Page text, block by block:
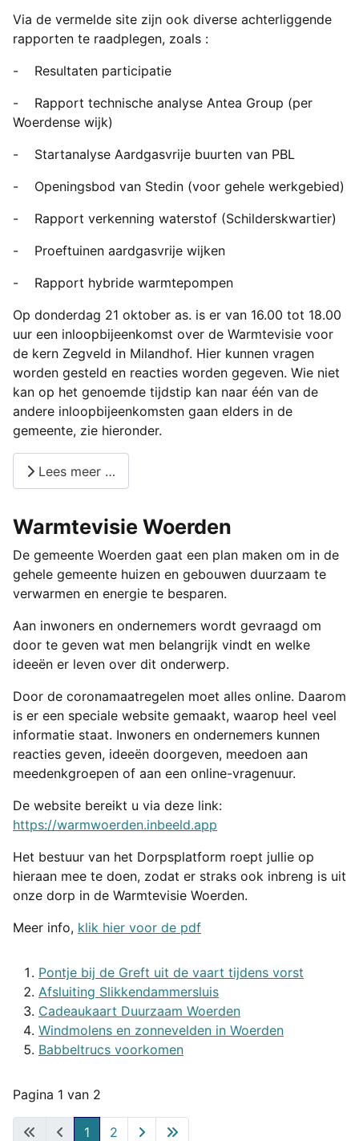
Via de vermelde site zijn ook diverse achterliggende
rapporten te raadplegen, zoals :
-
Resultaten participatie
-
Rapport technische analyse Antea Group (per
Woerdense wijk)
-
Startanalyse Aardgasvrije buurten van PBL
-
Openingsbod van Stedin (voor gehele werkgebied)
-
Rapport verkenning waterstof (Schilderskwartier)
-
Proeftuinen aardgasvrije wijken
-
Rapport hybride warmtepompen
Op donderdag 21 oktober as. is er van 16.00 tot 18.00
uur een inloopbijeenkomst over de Warmtevisie voor
de kern Zegveld in Milandhof. Hier kunnen vragen
worden gesteld en reacties worden gegeven. Wie niet
kan op het genoemde tijdstip kan naar één van de
andere inloopbijeenkomsten gaan elders in de
gemeente, zie hieronder.
Lees meer …
Warmtevisie Woerden
De gemeente Woerden gaat een plan maken om in de
gehele gemeente huizen en gebouwen duurzaam te
verwarmen en energie te besparen.
Aan inwoners en ondernemers wordt gevraagd om
door te geven wat men belangrijk vindt en welke
ideeën er leven over dit onderwerp.
Door de coronamaatregelen moet alles online. Daarom
is er een speciale website gemaakt, waarop heel veel
informatie staat. Inwoners en ondernemers kunnen
reacties geven, ideeën doorgeven, meedoen aan
meedenkgroepen of aan een online-vragenuur.
De website bereikt u via deze link:
https://warmwoerden.inbeeld.app
Het bestuur van het Dorpsplatform roept jullie op
hieraan mee te doen, zodat er straks ook inbreng is uit
onze dorp in de Warmtevisie Woerden.
Meer info, klik hier voor de pdf
Pontje bij de Greft uit de vaart tijdens vorst
Afsluiting Slikkendammersluis
Cadeaukaart Duurzaam Woerden
Windmolens en zonnevelden in Woerden
Babbeltrucs voorkomen
Pagina 1 van 2
1 2